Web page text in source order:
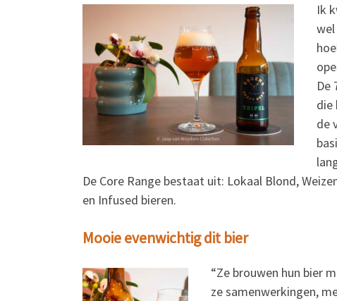
Ik
De
die
de
De Core Range bestaat uit: Lokaal Blond,
en Infused bieren.
Mooie evenwichtig dit bier
“Ze brouwen hun bier
ze samenwerkingen,